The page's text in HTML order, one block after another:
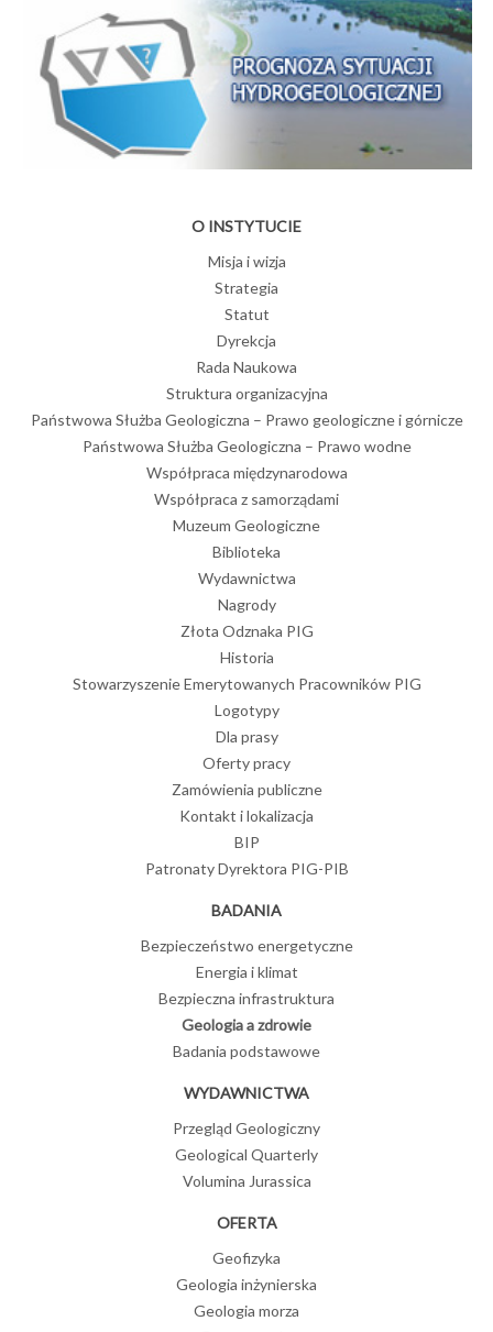
O INSTYTUCIE
Misja i wizja
Strategia
Statut
Dyrekcja
Rada Naukowa
Struktura organizacyjna
Państwowa Służba Geologiczna – Prawo geologiczne i górnicze
Państwowa Służba Geologiczna – Prawo wodne
Współpraca międzynarodowa
Współpraca z samorządami
Muzeum Geologiczne
Biblioteka
Wydawnictwa
Nagrody
Złota Odznaka PIG
Historia
Stowarzyszenie Emerytowanych Pracowników PIG
Logotypy
Dla prasy
Oferty pracy
Zamówienia publiczne
Kontakt i lokalizacja
BIP
Patronaty Dyrektora PIG-PIB
BADANIA
Bezpieczeństwo energetyczne
Energia i klimat
Bezpieczna infrastruktura
Geologia a zdrowie
Badania podstawowe
WYDAWNICTWA
Przegląd Geologiczny
Geological Quarterly
Volumina Jurassica
OFERTA
Geofizyka
Geologia inżynierska
Geologia morza